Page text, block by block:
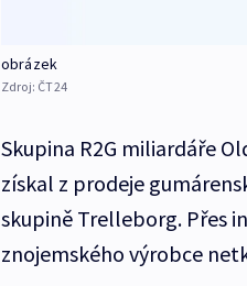
obrázek
Zdroj: ČT24
Skupina R2G miliardáře
získal z prodeje
skupině Trelleborg. Přes
znojemského výrobce